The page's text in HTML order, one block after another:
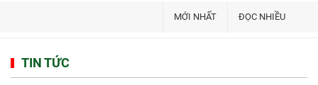
MỚI NHẤT ĐỌC NHIỀU
TIN TỨC